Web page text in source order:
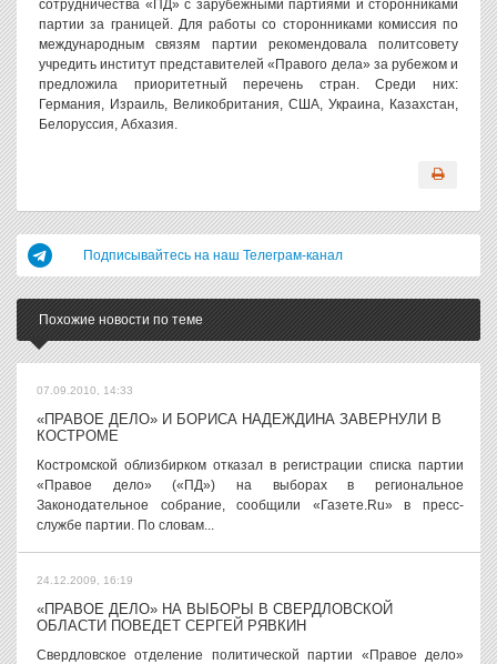
сотрудничества «ПД» с зарубежными партиями и сторонниками
партии за границей. Для работы со сторонниками комиссия по
международным связям партии рекомендовала политсовету
учредить институт представителей «Правого дела» за рубежом и
предложила приоритетный перечень стран. Среди них:
Германия, Израиль, Великобритания, США, Украина, Казахстан,
Белоруссия, Абхазия.
Подписывайтесь на наш Телеграм-канал
Похожие новости по теме
07.09.2010, 14:33
«ПРАВОЕ ДЕЛО» И БОРИСА НАДЕЖДИНА ЗАВЕРНУЛИ В
КОСТРОМЕ
Костромской облизбирком отказал в регистрации списка партии
«Правое дело» («ПД») на выборах в региональное
Законодательное собрание, сообщили «Газете.Ru» в пресс-
службе партии. По словам...
24.12.2009, 16:19
«ПРАВОЕ ДЕЛО» НА ВЫБОРЫ В СВЕРДЛОВСКОЙ
ОБЛАСТИ ПОВЕДЕТ СЕРГЕЙ РЯВКИН
Свердловское отделение политической партии «Правое дело»